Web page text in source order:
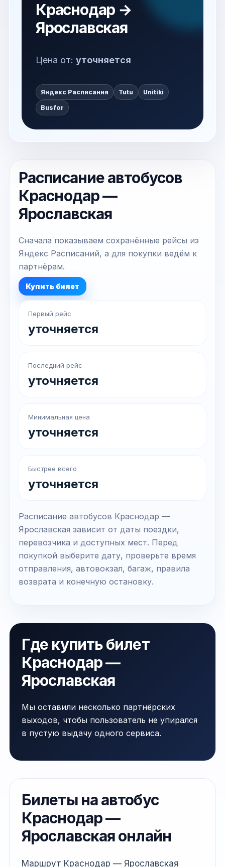
Краснодар →
Ярославская
Цена от: уточняется
Яндекс Расписания Tutu Unitiki
Busfor
Расписание автобусов
Краснодар —
Ярославская
Сначала показываем сохранённые рейсы из
Яндекс Расписаний, а для покупки ведём к
партнёрам.
Купить билет
Первый рейс
уточняется
Последний рейс
уточняется
Минимальная цена
уточняется
Быстрее всего
уточняется
Расписание автобусов Краснодар —
Ярославская зависит от даты поездки,
перевозчика и доступных мест. Перед
покупкой выберите дату, проверьте время
отправления, автовокзал, багаж, правила
возврата и конечную остановку.
Где купить билет
Краснодар —
Ярославская
Мы оставили несколько партнёрских
выходов, чтобы пользователь не упирался
в пустую выдачу одного сервиса.
Билеты на автобус
Краснодар —
Ярославская онлайн
Маршрут Краснодар — Ярославская